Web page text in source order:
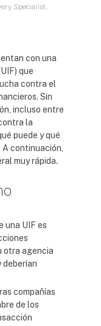
Specialist,
con una
que
contra el
Sin
incluso entre
la
puede y qué
continuación,
muy rápida.
una UIF es
otra agencia
deberían
compañías
de los